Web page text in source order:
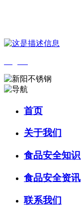
首页
关于我们
食品安全知识
食品安全资讯
联系我们